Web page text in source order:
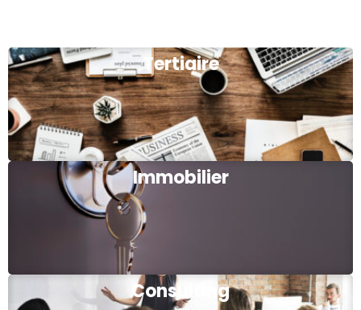
Tertiaire
Immobilier
Consulting